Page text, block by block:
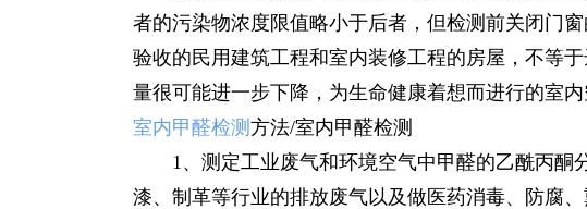
者的污染物浓度限值略小于后者，但检测前关闭门
验收的民用建筑工程和室内装修工程的房屋，不等
量很可能进一步下降，为生命健康着想而进行的室
室内甲醛检测 方法/室内甲醛检测
1、测定工业废气和环境空气中甲醛的乙酰丙酮
漆、制革等行业的排放废气以及做医药消毒、防腐